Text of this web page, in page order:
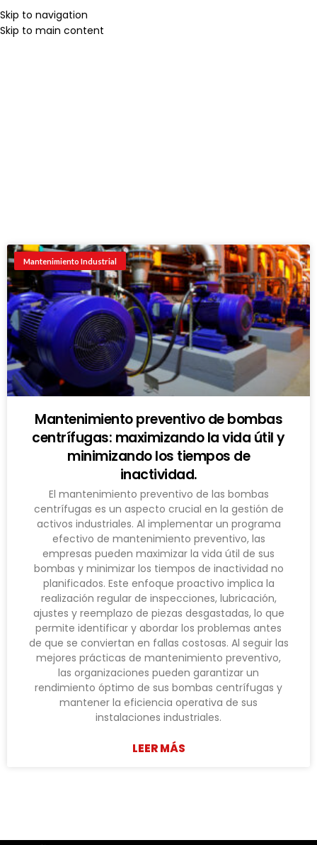
Skip to navigation
Skip to main content
Mantenimiento Industrial
Mantenimiento preventivo de bombas
centrífugas: maximizando la vida útil y
minimizando los tiempos de
inactividad.
El mantenimiento preventivo de las bombas
centrífugas es un aspecto crucial en la gestión de
activos industriales. Al implementar un programa
efectivo de mantenimiento preventivo, las
empresas pueden maximizar la vida útil de sus
bombas y minimizar los tiempos de inactividad no
planificados. Este enfoque proactivo implica la
realización regular de inspecciones, lubricación,
ajustes y reemplazo de piezas desgastadas, lo que
permite identificar y abordar los problemas antes
de que se conviertan en fallas costosas. Al seguir las
mejores prácticas de mantenimiento preventivo,
las organizaciones pueden garantizar un
rendimiento óptimo de sus bombas centrífugas y
mantener la eficiencia operativa de sus
instalaciones industriales.
LEER MÁS